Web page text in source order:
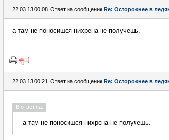
22.03.13 00:08 Ответ на сообщение Re: Осторожнее в
а там не поносишся-нихрена не получешь.
22.03.13 00:21 Ответ на сообщение Re: Осторожнее в
В ответ на:
а там не поносишся-нихрена не получешь.